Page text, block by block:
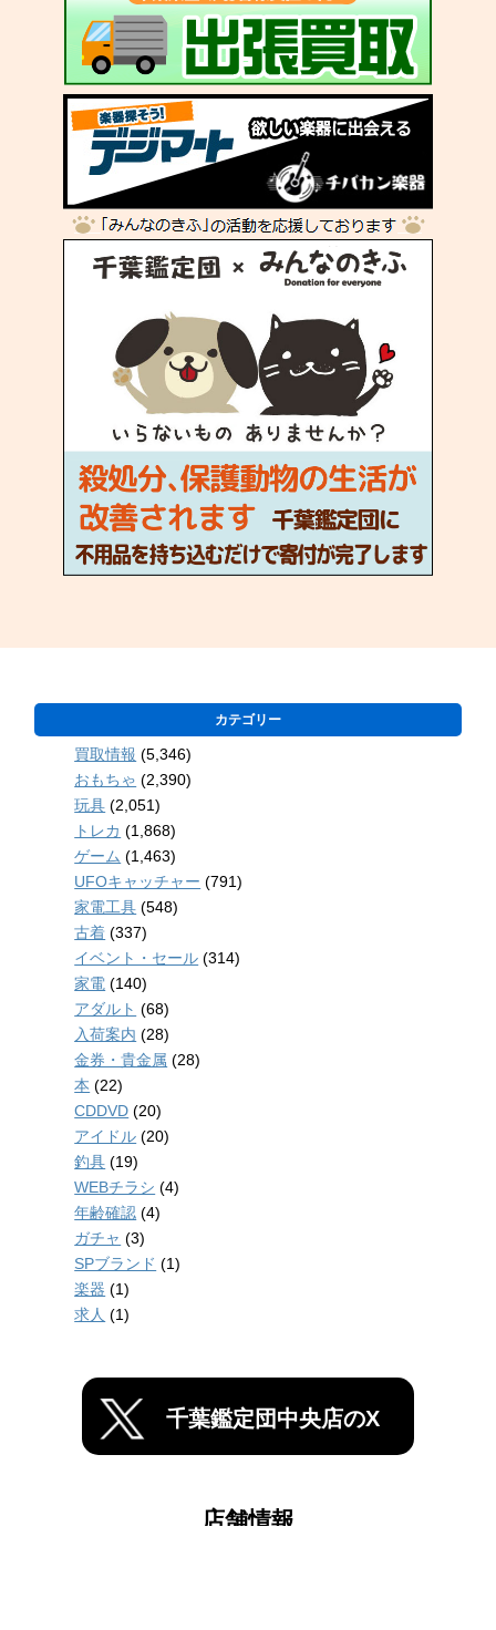
カテゴリー
買取情報 (5,346)
おもちゃ (2,390)
玩具 (2,051)
トレカ (1,868)
ゲーム (1,463)
UFOキャッチャー (791)
家電工具 (548)
古着 (337)
イベント・セール (314)
家電 (140)
アダルト (68)
入荷案内 (28)
金券・貴金属 (28)
本 (22)
CDDVD (20)
アイドル (20)
釣具 (19)
WEBチラシ (4)
年齢確認 (4)
ガチャ (3)
SPブランド (1)
楽器 (1)
求人 (1)
千葉鑑定団中央店のX
店舗情報